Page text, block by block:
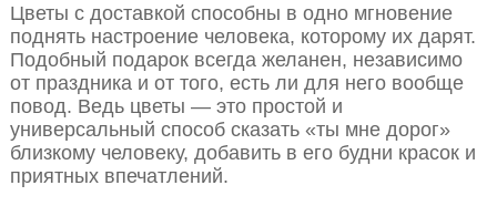
Цветы с доставкой способны в одно мгновение
поднять настроение человека, которому их дарят.
Подобный подарок всегда желанен, независимо
от праздника и от того, есть ли для него вообще
повод. Ведь цветы — это простой и
универсальный способ сказать «ты мне дорог»
близкому человеку, добавить в его будни красок и
приятных впечатлений.